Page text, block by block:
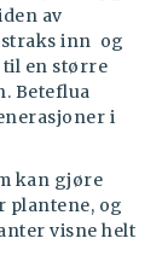
av
inn og
til en større
Beteflua
i
kan gjøre
plantene, og
visne helt